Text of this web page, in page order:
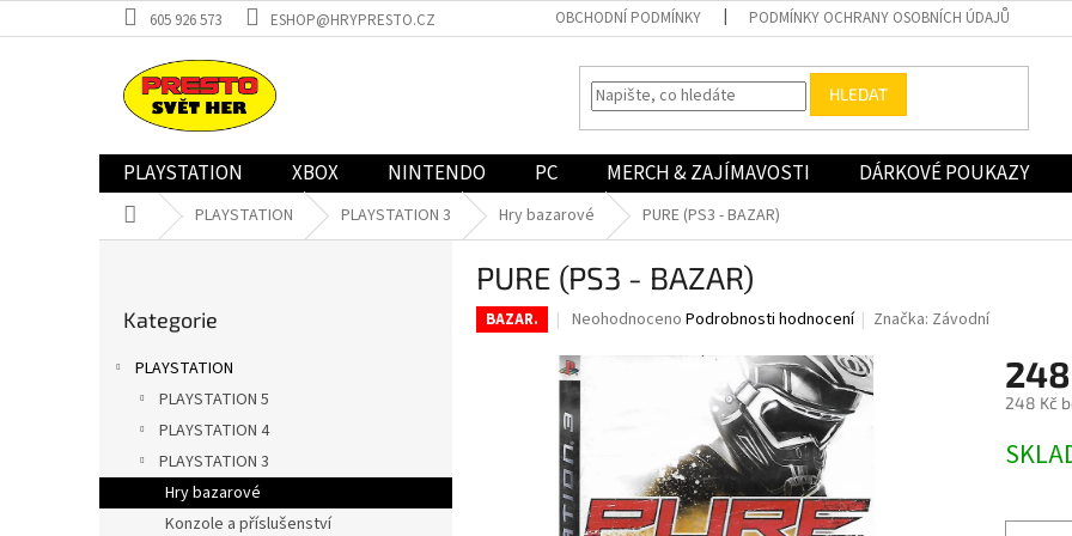
na
605 926 573 ESHOP@HRYPRESTO.CZ OBCHODNÍ PODMÍNKY PODMÍNKY OCHRANY OSOBNÍCH ÚDAJŮ
HLEDAT
PLAYSTATION XBOX NINTENDO PC MERCH & ZAJÍMAVOSTI DÁRKOVÉ POUKAZY
Domů PLAYSTATION PLAYSTATION 3 Hry bazarové PURE (PS3 - BAZAR)
a
kategorie
Kategorie
PLAYSTATION
PLAYSTATION 5
PLAYSTATION 4
PLAYSTATION 3
Hry bazarové
Konzole a příslušenství
PURE (PS3 - BAZAR)
BAZAR.
Průměrné
produktu
je
0,0
z
5
hvězdiček.
Neohodnoceno Podrobnosti hodnocení Značka: Závodní
248 Kč
cena: